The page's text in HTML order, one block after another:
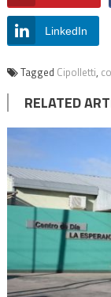
LinkedIn
Tagged Cipolletti,
RELATED